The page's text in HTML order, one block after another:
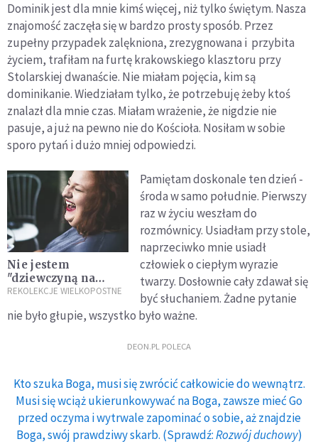
Dominik jest dla mnie kimś więcej, niż tylko świętym. Nasza
znajomość zaczęła się w bardzo prosty sposób. Przez
zupełny przypadek zalękniona, zrezygnowana i przybita
życiem, trafiłam na furtę krakowskiego klasztoru przy
Stolarskiej dwanaście. Nie miałam pojęcia, kim są
dominikanie. Wiedziałam tylko, że potrzebuję żeby ktoś
znalazł dla mnie czas. Miałam wrażenie, że nigdzie nie
pasuje, a już na pewno nie do Kościoła. Nosiłam w sobie
sporo pytań i dużo mniej odpowiedzi.
Nie jestem
"dziewczyną na
wózku". Jestem
REKOLEKCJE WIELKOPOSTNE
Pamiętam doskonale ten dzień -
środa w samo południe. Pierwszy
raz w życiu weszłam do
rozmównicy. Usiadłam przy stole,
naprzeciwko mnie usiadł
człowiek o ciepłym wyrazie
twarzy. Dosłownie cały zdawał się
być słuchaniem. Żadne pytanie
nie było głupie, wszystko było ważne.
DEON.PL POLECA
Kto szuka Boga, musi się zwrócić całkowicie do wewnątrz.
Musi się wciąż ukierunkowywać na Boga, zawsze mieć Go
przed oczyma i wytrwale zapominać o sobie, aż znajdzie
Boga, swój prawdziwy skarb. (Sprawdź:Rozwój duchowy)